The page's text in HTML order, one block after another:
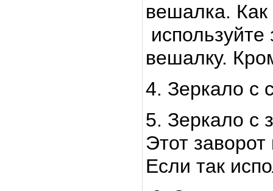
вешалка. Как
используйте
вешалку.
4. Зеркало с
5. Зеркало с
Этот
Если так